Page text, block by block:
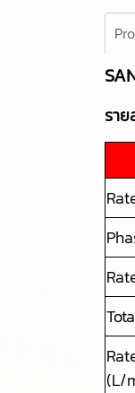
รา
(L/